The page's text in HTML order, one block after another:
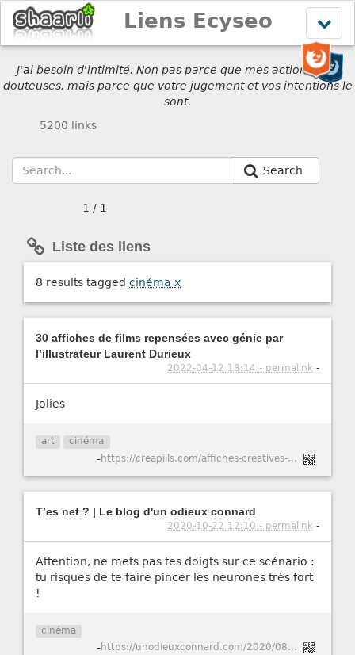
le
menu
Liens Ecyseo
J'ai besoin d'intimité. Non pas parce que mes actions sont
douteuses, mais parce que votre jugement et vos intentions le
sont.
5200 links
Search
1 / 1
Liste des liens
8 results tagged cinéma x
30 affiches de films repensées avec génie par
l’illustrateur Laurent Durieux
2022-04-12 18:14 - permalink -
Jolies
art cinéma
- https://creapills.com/affiches-creatives-films-laurent-durieux-20220407
T’es net ? | Le blog d'un odieux connard
2020-10-22 12:10 - permalink -
Attention, ne mets pas tes doigts sur ce scénario :
tu risques de te faire pincer les neurones très fort
!
cinéma
- https://unodieuxconnard.com/2020/08/28/tes-net/